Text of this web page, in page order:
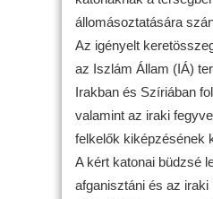
állomásoztatására
Az igényelt
az Iszlám Állam (IÁ)
Irakban és Szíriában
valamint az iraki
felkelők kiképzésének
A kért katonai büdzsé
afganisztáni és az